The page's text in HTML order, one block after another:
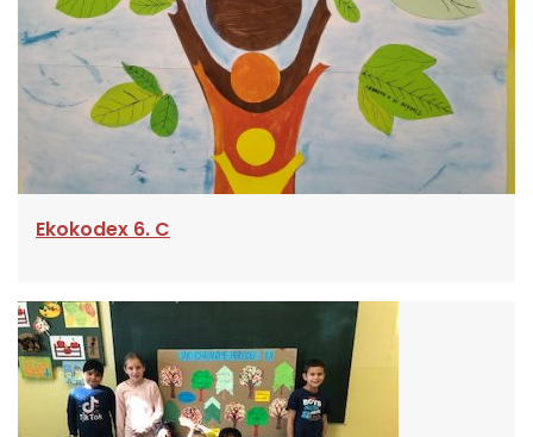
Ekokodex 6. C